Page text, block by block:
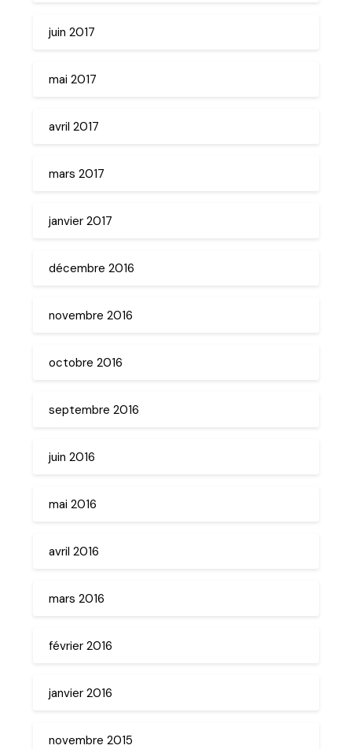
juin 2017
mai 2017
avril 2017
mars 2017
janvier 2017
décembre 2016
novembre 2016
octobre 2016
septembre 2016
juin 2016
mai 2016
avril 2016
mars 2016
février 2016
janvier 2016
novembre 2015